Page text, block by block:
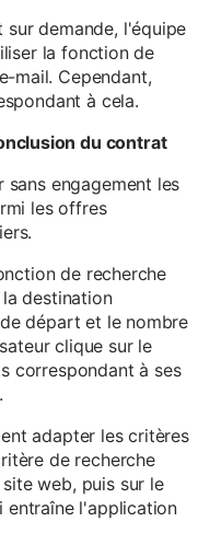
sur demande, l'équipe
la fonction de
mail. Cependant,
à cela.
du contrat
sans engagement les
les offres
de recherche
destination
départ et le nombre
clique sur le
correspondant à ses
adapter les critères
de recherche
web, puis sur le
entraîne l'application